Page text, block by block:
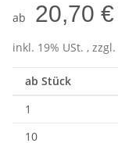
ab 20,70 €
inkl. 19% USt. , zzgl.
ab Stück
1
10